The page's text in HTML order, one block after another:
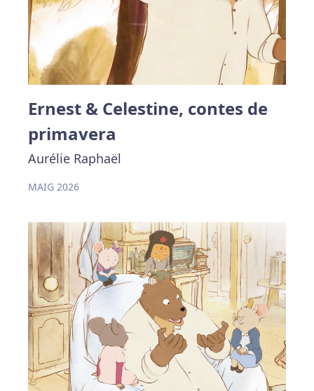
Ernest & Celestine, contes de
primavera
Aurélie Raphaël
MAIG 2026